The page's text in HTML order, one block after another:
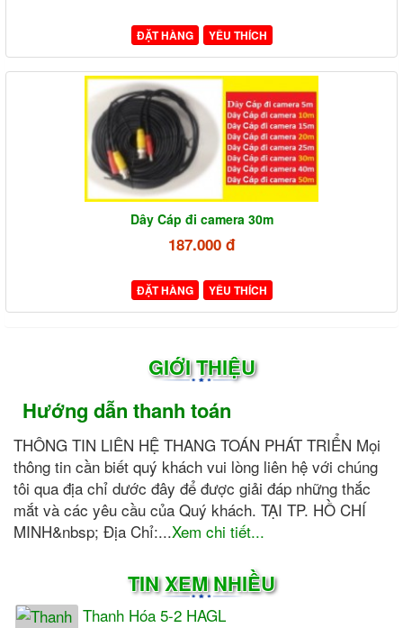
ĐẶT HÀNG YÊU THÍCH
Dây Cáp đi camera 30m
187.000 đ
ĐẶT HÀNG YÊU THÍCH
GIỚI THIỆU
Hướng dẫn thanh toán
THÔNG TIN LIÊN HỆ THANG TOÁN PHÁT TRIỂN Mọi
thông tin cần biết quý khách vui lòng liên hệ với chúng
tôi qua địa chỉ dước đây để được giải đáp những thắc
mắt và các yêu cầu của Quý khách. TẠI TP. HỒ CHÍ
MINH&nbsp; Địa Chỉ:...Xem chi tiết...
TIN XEM NHIỀU
Thanh Hóa 5-2 HAGL